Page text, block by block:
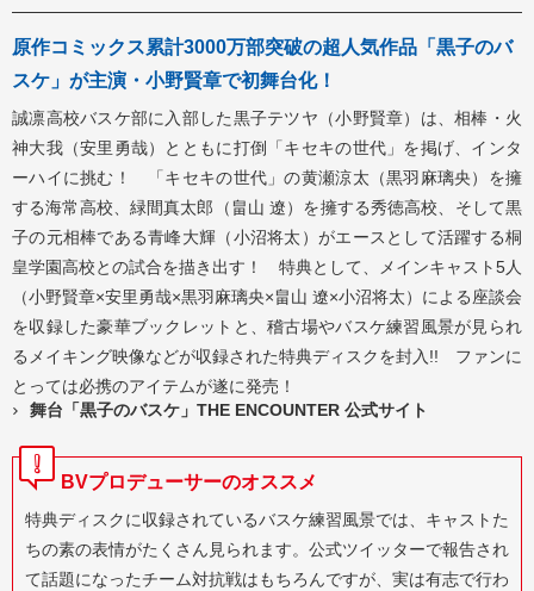
原作コミックス累計3000万部突破の超人気作品「黒子のバ
スケ」が主演・小野賢章で初舞台化！
誠凛高校バスケ部に入部した黒子テツヤ（小野賢章）は、相棒・火
神大我（安里勇哉）とともに打倒「キセキの世代」を掲げ、インタ
ーハイに挑む！ 「キセキの世代」の黄瀬涼太（黒羽麻璃央）を擁
する海常高校、緑間真太郎（畠山 遼）を擁する秀徳高校、そして黒
子の元相棒である青峰大輝（小沼将太）がエースとして活躍する桐
皇学園高校との試合を描き出す！ 特典として、メインキャスト5人
（小野賢章×安里勇哉×黒羽麻璃央×畠山 遼×小沼将太）による座談会
を収録した豪華ブックレットと、稽古場やバスケ練習風景が見られ
るメイキング映像などが収録された特典ディスクを封入!! ファンに
とっては必携のアイテムが遂に発売！
舞台「黒子のバスケ」THE ENCOUNTER 公式サイト
BVプロデューサーのオススメ
特典ディスクに収録されているバスケ練習風景では、キャストた
ちの素の表情がたくさん見られます。公式ツイッターで報告され
て話題になったチーム対抗戦はもちろんですが、実は有志で行わ